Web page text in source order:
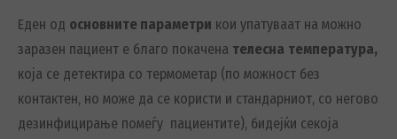
Еден од основните параметри кои упатуваат на можно
заразен пациент е благо покачена телесна температура,
која се детектира со термометар (по можност без
контактен, но може да се користи и стандарниот, со негово
дезинфицирање помеѓу пациентите), бидејќи секоја